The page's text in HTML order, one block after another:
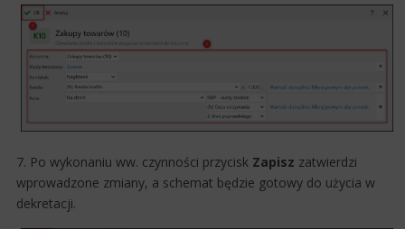
7. ​Po wykonaniu ww. czynności przycisk Zapisz zatwierdzi
wprowadzone zmiany, a schemat będzie gotowy do użycia w
dekretacji.​​​